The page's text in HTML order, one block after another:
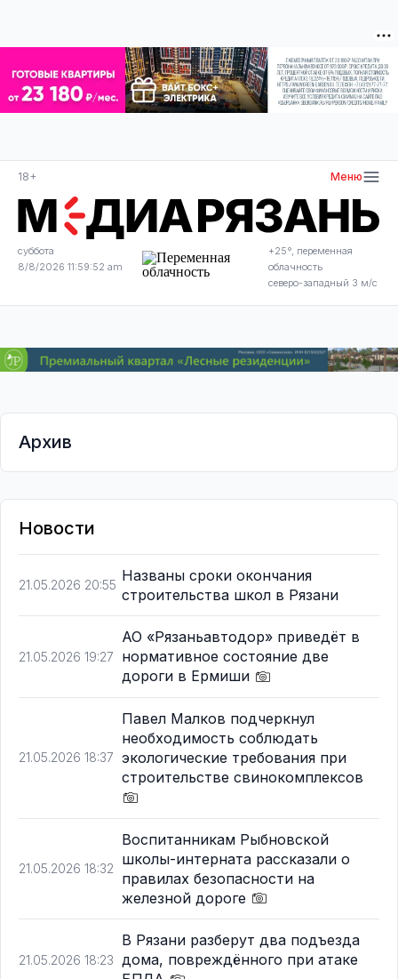
18+ Меню
суббота
8/8/2026 11:59:52 am
+25°, переменная
облачность
северо-западный 3 м/с
Архив
Новости
21.05.2026 20:55
Названы сроки окончания
строительства школ в Рязани
21.05.2026 19:27
АО «Рязаньавтодор» приведёт в
нормативное состояние две
дороги в Ермиши
21.05.2026 18:37
Павел Малков подчеркнул
необходимость соблюдать
экологические требования при
строительстве свинокомплексов
21.05.2026 18:32
Воспитанникам Рыбновской
школы-интерната рассказали о
правилах безопасности на
железной дороге
21.05.2026 18:23
В Рязани разберут два подъезда
дома, повреждённого при атаке